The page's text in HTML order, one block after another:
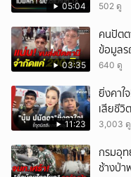
05:04 502 ดู
03:35
คนปัต
ข้อมูล
640 ดู
11:23
ยิ่งคาใ
เสียชีวิ
3,003 ดู
กรมอุท
ช้างป่